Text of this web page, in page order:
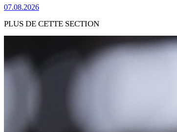
07.08.2026
PLUS DE CETTE SECTION